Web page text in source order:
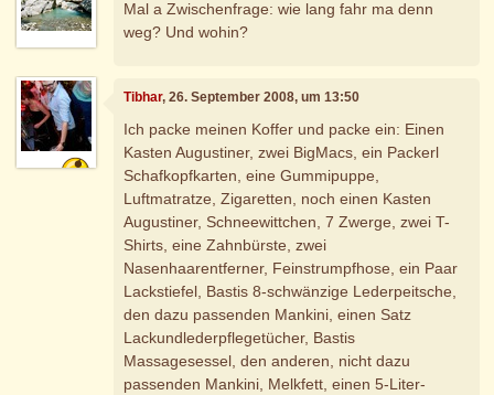
Mal a Zwischenfrage: wie lang fahr ma denn
weg? Und wohin?
Tibhar, 26. September 2008, um 13:50
Ich packe meinen Koffer und packe ein: Einen
Kasten Augustiner, zwei BigMacs, ein Packerl
Schafkopfkarten, eine Gummipuppe,
Luftmatratze, Zigaretten, noch einen Kasten
Augustiner, Schneewittchen, 7 Zwerge, zwei T-
Shirts, eine Zahnbürste, zwei
Nasenhaarentferner, Feinstrumpfhose, ein Paar
Lackstiefel, Bastis 8-schwänzige Lederpeitsche,
den dazu passenden Mankini, einen Satz
Lackundlederpflegetücher, Bastis
Massagesessel, den anderen, nicht dazu
passenden Mankini, Melkfett, einen 5-Liter-